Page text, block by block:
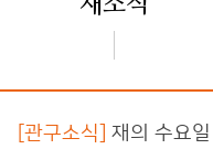
새소식
[관구소식] 재의 수요일